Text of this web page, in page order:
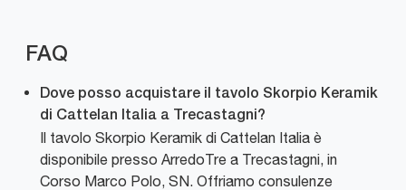
FAQ
Dove posso acquistare il tavolo Skorpio Keramik
di Cattelan Italia a Trecastagni?
Il tavolo Skorpio Keramik di Cattelan Italia è
disponibile presso ArredoTre a Trecastagni, in
Corso Marco Polo, SN. Offriamo consulenze